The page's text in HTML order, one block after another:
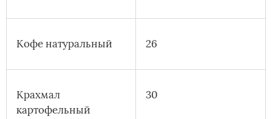
Кофе натуральный 26
Крахмал
картофельный
30